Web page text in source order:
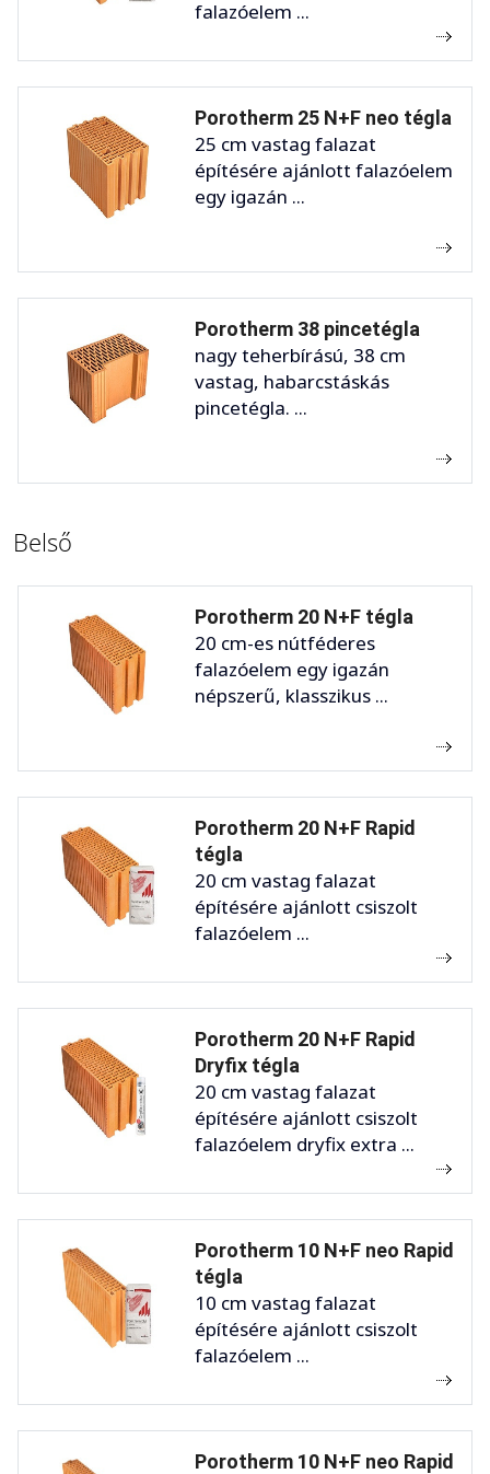
falazóelem ...
Porotherm 25 N+F neo tégla
25 cm vastag falazat
építésére ajánlott falazóelem
egy igazán ...
Porotherm 38 pincetégla
nagy teherbírású, 38 cm
vastag, habarcstáskás
pincetégla. ...
Belső
Porotherm 20 N+F tégla
20 cm-es nútféderes
falazóelem egy igazán
népszerű, klasszikus ...
Porotherm 20 N+F Rapid
tégla
20 cm vastag falazat
építésére ajánlott csiszolt
falazóelem ...
Porotherm 20 N+F Rapid
Dryfix tégla
20 cm vastag falazat
építésére ajánlott csiszolt
falazóelem dryfix extra ...
Porotherm 10 N+F neo Rapid
tégla
10 cm vastag falazat
építésére ajánlott csiszolt
falazóelem ...
Porotherm 10 N+F neo Rapid